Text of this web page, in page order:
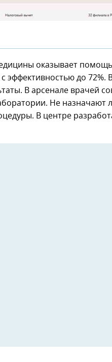
оказывает
до 72%.
В арсенале врачей
Не назначают
В центре